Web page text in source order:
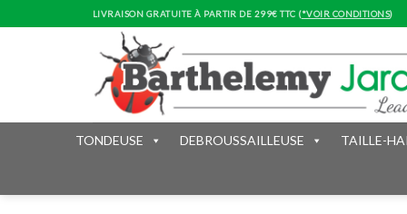
to
LIVRAISON GRATUITE À PARTIR DE 299€ TTC (*VOIR CONDITIONS)
TONDEUSE DEBROUSSAILLEUSE TAILLE-